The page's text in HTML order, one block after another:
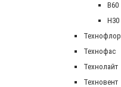
В60
Н30
Технофлор
Технофас
Технолайт
Техновент